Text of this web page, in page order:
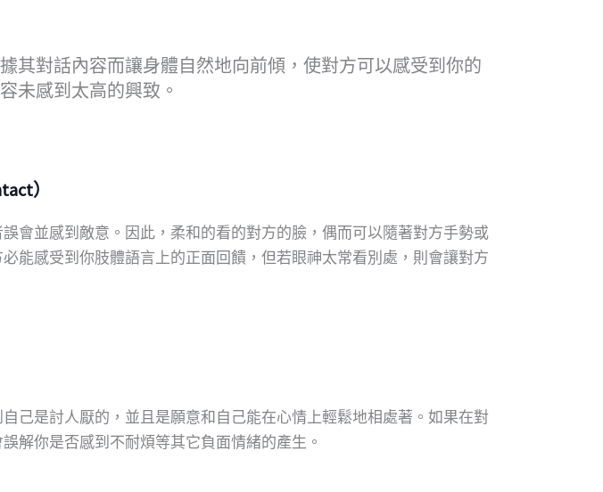
其對話內容而讓身體自然地向前傾，使對方可以感受到你的
未感到太高的興致。
）
會並感到敵意。因此，柔和的看的對方的臉，偶而可以隨著對方手勢或
能感受到你肢體語言上的正面回饋，但若眼神太常看別處，則會讓對方
己是討人厭的，並且是願意和自己能在心情上輕鬆地相處著。如果在對
解你是否感到不耐煩等其它負面情緒的產生。